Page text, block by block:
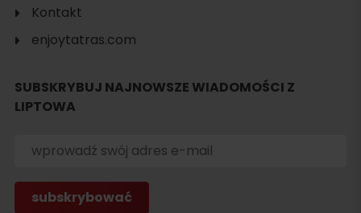
Kontakt
enjoytatras.com
SUBSKRYBUJ NAJNOWSZE WIADOMOŚCI Z
LIPTOWA